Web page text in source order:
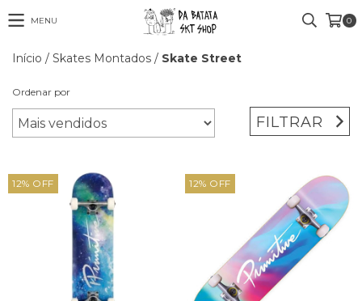
MENU 0
Início / Skates Montados / Skate Street
Ordenar por
FILTRAR
12% OFF 12% OFF